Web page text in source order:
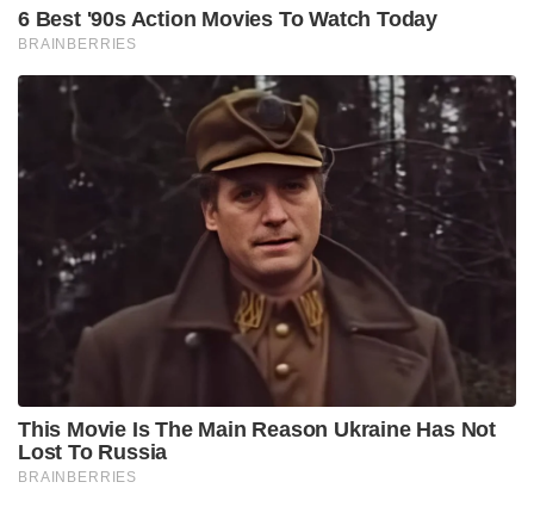
6 Best '90s Action Movies To Watch Today
BRAINBERRIES
This Movie Is The Main Reason Ukraine Has Not
Lost To Russia
BRAINBERRIES